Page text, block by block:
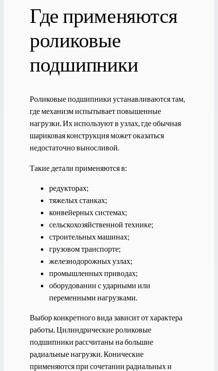
Где применяются
роликовые
подшипники
Роликовые подшипники устанавливаются там,
где механизм испытывает повышенные
нагрузки. Их используют в узлах, где обычная
шариковая конструкция может оказаться
недостаточно выносливой.
Такие детали применяются в:
редукторах;
тяжелых станках;
конвейерных системах;
сельскохозяйственной технике;
строительных машинах;
грузовом транспорте;
железнодорожных узлах;
промышленных приводах;
оборудовании с ударными или
переменными нагрузками.
Выбор конкретного вида зависит от характера
работы. Цилиндрические роликовые
подшипники рассчитаны на большие
радиальные нагрузки. Конические
применяются при сочетании радиальных и